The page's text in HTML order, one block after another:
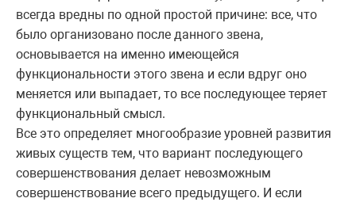
всегда вредны по одной простой причине: все, что
было организовано после данного звена,
основывается на именно имеющейся
функциональности этого звена и если вдруг оно
меняется или выпадает, то все последующее теряет
функциональный смысл.
Все это определяет многообразие уровней развития
живых существ тем, что вариант последующего
совершенствования делает невозможным
совершенствование всего предыдущего. И если